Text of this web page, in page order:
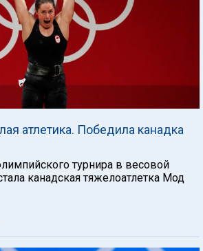
атлетика. Победила канадка
турнира в весовой
канадская тяжелоатлетка Мод